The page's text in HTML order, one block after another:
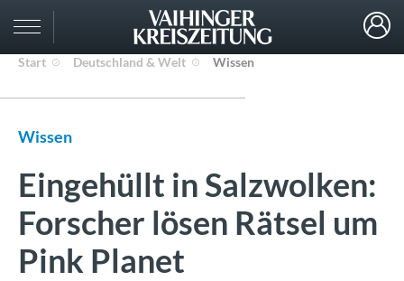
Start Deutschland & Welt Wissen
Wissen
Eingehüllt in Salzwolken:
Forscher lösen Rätsel um
Pink Planet